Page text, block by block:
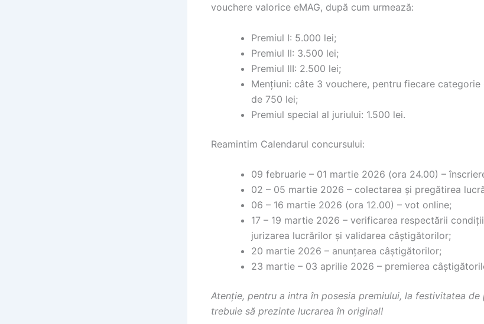
vouchere valorice eMAG, după cum urmează:
Premiul I: 5.000 lei;
Premiul II: 3.500 lei;
Premiul III: 2.500 lei;
Mențiuni: câte 3 vouchere, pentru fiecare
de 750 lei;
Premiul special al juriului: 1.500 lei.
Reamintim Calendarul concursului:
09 februarie – 01 martie 2026 (ora 24.00) –
02 – 05 martie 2026 – colectarea și pregătirea
06 – 16 martie 2026 (ora 12.00) – vot online;
17 – 19 martie 2026 – verificarea respectării
jurizarea lucrărilor și validarea câștigătorilor;
20 martie 2026 – anunțarea câștigătorilor;
23 martie – 03 aprilie 2026 – premierea
Atenție, pentru a intra în posesia premiului, la festivitatea
trebuie să prezinte lucrarea în original!